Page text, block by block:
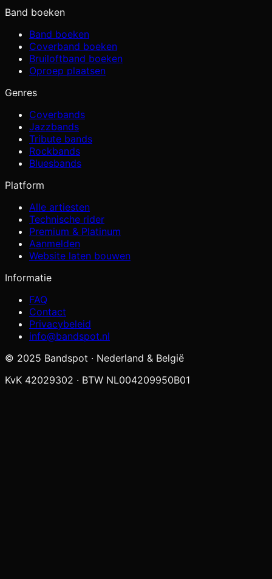
Band boeken
Band boeken
Coverband boeken
Bruiloftband boeken
Oproep plaatsen
Genres
Coverbands
Jazzbands
Tribute bands
Rockbands
Bluesbands
Platform
Alle artiesten
Technische rider
Premium & Platinum
Aanmelden
Website laten bouwen
Informatie
FAQ
Contact
Privacybeleid
info@bandspot.nl
© 2025 Bandspot · Nederland & België
KvK 42029302 · BTW NL004209950B01